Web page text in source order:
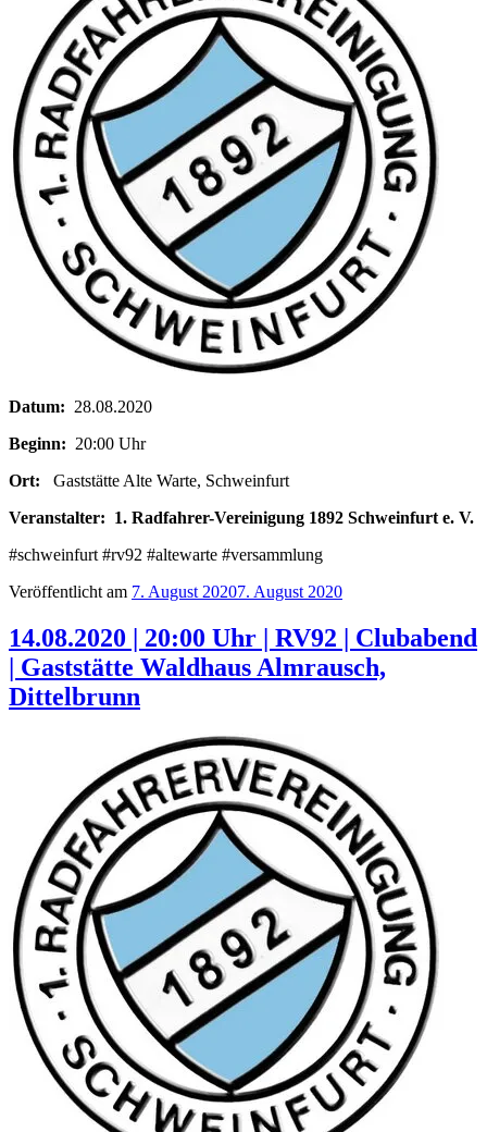
Datum: 28.08.2020
Beginn: 20:00 Uhr
Ort: Gaststätte Alte Warte, Schweinfurt
Veranstalter: 1. Radfahrer-Vereinigung 1892 Schweinfurt e. V.
#schweinfurt #rv92 #altewarte #versammlung
Veröffentlicht am 7. August 20207. August 2020
14.08.2020 | 20:00 Uhr | RV92 | Clubabend
| Gaststätte Waldhaus Almrausch,
Dittelbrunn